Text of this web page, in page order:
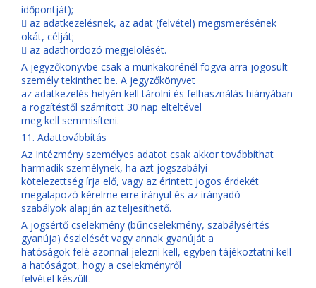
időpontját);
 az adatkezelésnek, az adat (felvétel) megismerésének
okát, célját;
 az adathordozó megjelölését.
A jegyzőkönyvbe csak a munkakörénél fogva arra jogosult
személy tekinthet be. A jegyzőkönyvet
az adatkezelés helyén kell tárolni és felhasználás hiányában
a rögzítéstől számított 30 nap elteltével
meg kell semmisíteni.
11. Adattovábbítás
Az Intézmény személyes adatot csak akkor továbbíthat
harmadik személynek, ha azt jogszabályi
kötelezettség írja elő, vagy az érintett jogos érdekét
megalapozó kérelme erre irányul és az irányadó
szabályok alapján az teljesíthető.
A jogsértő cselekmény (bűncselekmény, szabálysértés
gyanúja) észlelését vagy annak gyanúját a
hatóságok felé azonnal jelezni kell, egyben tájékoztatni kell
a hatóságot, hogy a cselekményről
felvétel készült.